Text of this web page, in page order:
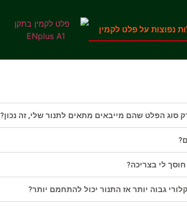
נפוצות על פלט לקמין
סוג הפלט שהם מייבאים מתאים לתנור שלי, זה נכון?
לי בצריכה?
גבוה יותר אז התנור יכול להתחמם יותר?